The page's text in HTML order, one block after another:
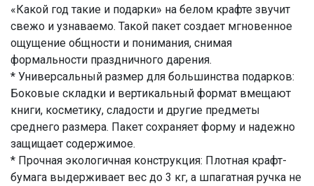
«Какой год такие и подарки» на белом крафте звучит
свежо и узнаваемо. Такой пакет создает мгновенное
ощущение общности и понимания, снимая
формальности праздничного дарения.
* Универсальный размер для большинства подарков:
Боковые складки и вертикальный формат вмещают
книги, косметику, сладости и другие предметы
среднего размера. Пакет сохраняет форму и надежно
защищает содержимое.
* Прочная экологичная конструкция: Плотная крафт-
бумага выдерживает вес до 3 кг, а шпагатная ручка не